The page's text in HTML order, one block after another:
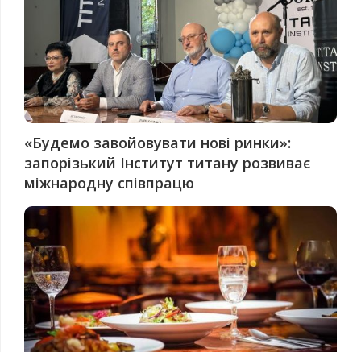
«Будемо завойовувати нові ринки»:
запорізький Інститут титану розвиває
міжнародну співпрацю